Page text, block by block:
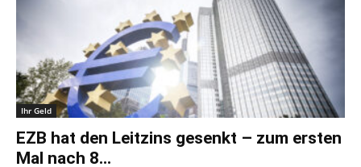
Ihr Geld
EZB hat den Leitzins gesenkt – zum ersten
Mal nach 8...